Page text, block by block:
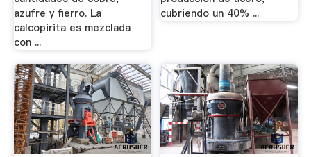
azufre y fierro. La
calcopirita es mezclada
con ...
cubriendo un 40% ...